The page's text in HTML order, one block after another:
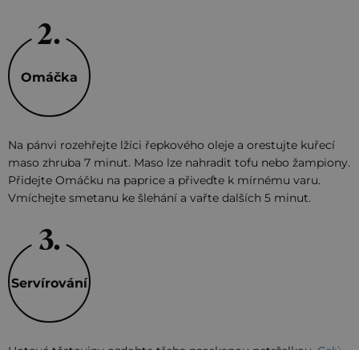
Omáčka
Na pánvi rozehřejte lžíci řepkového oleje a orestujte kuřecí
maso zhruba 7 minut. Maso lze nahradit tofu nebo žampiony.
Přidejte Omáčku na paprice a přiveďte k mírnému varu.
Vmíchejte smetanu ke šlehání a vařte dalších 5 minut.
Servírování